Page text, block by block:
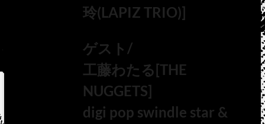
玲(LAPIZ TRIO)]
ゲスト/
工藤わたる[THE
NUGGETS]
digi pop swindle star &